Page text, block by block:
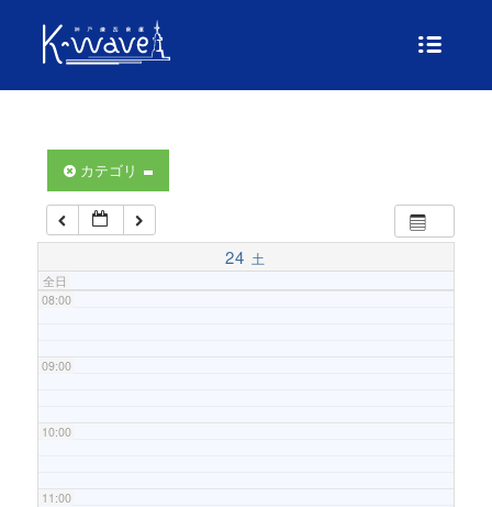
カテゴリ
24 土
全日
04:00
06:00
07:00
08:00
09:00
10:00
11:00